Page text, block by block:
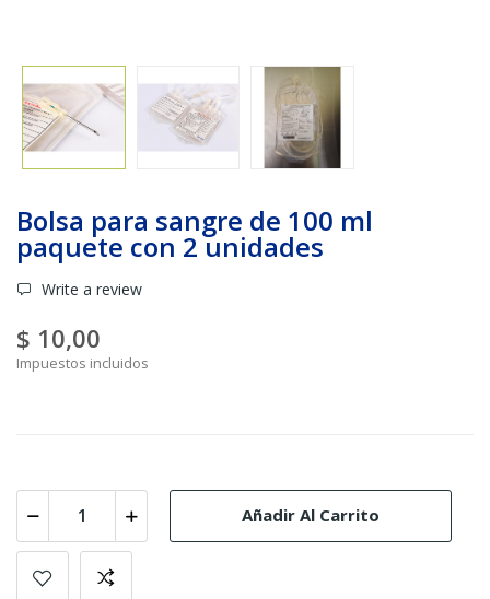
Bolsa para sangre de 100 ml
paquete con 2 unidades
Write a review
$ 10,00
Impuestos incluidos
Añadir Al Carrito